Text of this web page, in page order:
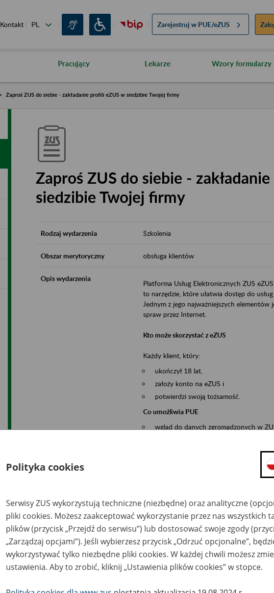
Kontakt Zarejestruj w PUE/eZUS
Pracujący Lekarze Wzory formularzy
Zaproś ZUS do siebie - zakładanie profili eZUS w siedzibie Twojej firmy
Zaproś ZUS do siebie -
siedzibie Twojej firmy
Rodzaj wydarzenia Szkolenia
Obszar merytoryczny obsługa klientów
Opis wydarzenia
Platforma Usług Elektronicznych ZUS eZUS
to narzędzie, które ułatwia dostęp do
Jednym z jego najważniejszych elementów
spraw przez Internet.
Kto może skorzystać z eZUS
Każdy klient, który:
ukończył 18 lat,
założy konto na eZUS i
potwierdzi swoją tożsamość.
Co umożliwia PUE
wgląd do danych zgromadzonych w
składanie wniosków i otrzymywanie na
zadawanie pytań i otrzymywanie
umawianie się na wizyty w jednostce
możesz sprawdzić swoje dane zapisane
masz dostęp do informacji o stanie
masz dostęp do informacji o
Jeśli jesteś płatnikiem składek (np.
możesz skorzystać z aplikacji ePłatnik,
ubezpieczeń, wypełnisz i przekażesz
Polityka cookies
Serwisy ZUS wykorzystują techniczne (niezbędne) oraz analityczne
pliki cookies. Możesz zaakceptować wykorzystanie przez nas wszystkich
plików (przycisk „Przejdź do serwisu”) lub dostosować swoje zgody
„Zarządzaj opcjami”). Jeśli wybierzesz przycisk „Odrzuć opcjonalne”,
wykorzystywać tylko niezbędne pliki cookies. W każdej chwili możesz
ustawienia. Aby to zrobić, kliknij „Ustawienia plików cookies” w stopce.